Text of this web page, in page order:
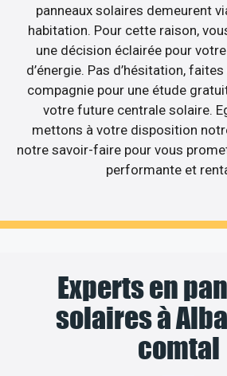
panneaux solaires demeurent
habitation. Pour cette raison,
une décision éclairée pour
d’énergie. Pas d’hésitation,
compagnie pour une étude
votre future centrale solaire.
mettons à votre disposition
notre savoir-faire pour vous
performante et
Experts en
solaires à
comtal